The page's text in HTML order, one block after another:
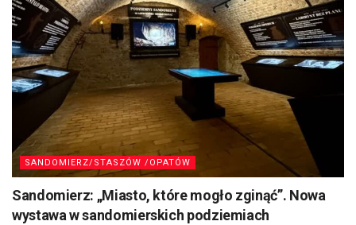
SANDOMIERZ/STASZÓW /OPATÓW
Sandomierz: „Miasto, które mogło zginąć”. Nowa
wystawa w sandomierskich podziemiach